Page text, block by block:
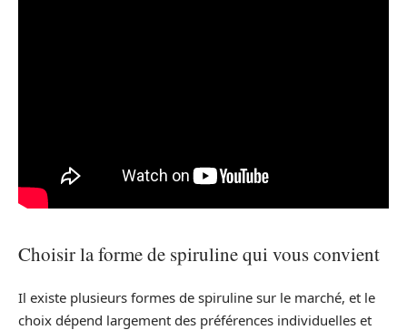
Choisir la forme de spiruline qui vous convient
Il existe plusieurs formes de spiruline sur le marché, et le
choix dépend largement des préférences individuelles et